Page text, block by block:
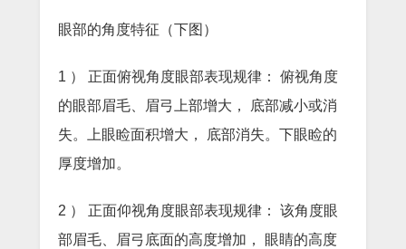
眼部的角度特征（下图）
1 ） 正面俯视角度眼部表现规律： 俯视角度
的眼部眉毛、眉弓上部增大， 底部减小或消
失。上眼睑面积增大， 底部消失。下眼睑的
厚度增加。
2 ） 正面仰视角度眼部表现规律： 该角度眼
部眉毛、眉弓底面的高度增加， 眼睛的高度